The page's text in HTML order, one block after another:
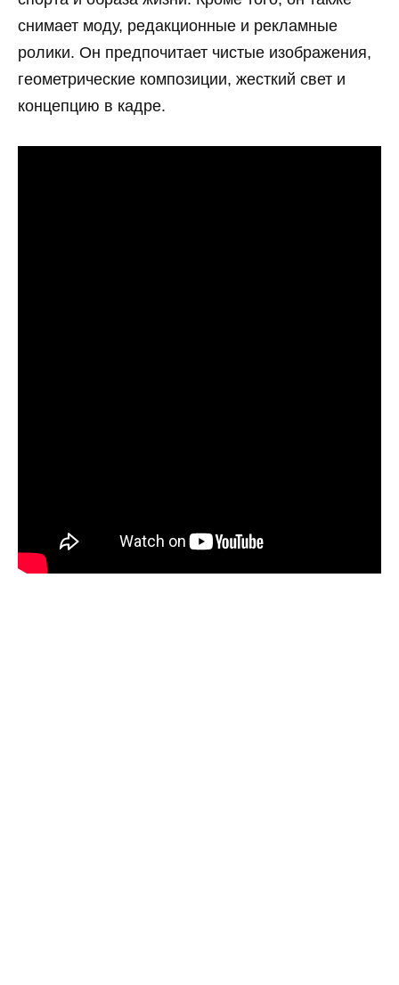
снимает моду, редакционные и рекламные
ролики. Он предпочитает чистые изображения,
геометрические композиции, жесткий свет и
концепцию в кадре.